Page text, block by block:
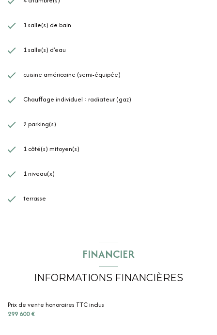
1 salle(s) de bain
1 salle(s) d'eau
cuisine américaine (semi-équipée)
Chauffage individuel : radiateur (gaz)
2 parking(s)
1 côté(s) mitoyen(s)
1 niveau(x)
terrasse
FINANCIER
INFORMATIONS FINANCIÈRES
Prix de vente honoraires TTC inclus
299 600 €